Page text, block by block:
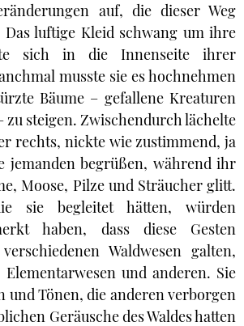
auf, die dieser Weg
Das luftige Kleid schwang um ihre
sich in die Innenseite ihrer
musste sie es hochnehmen
Bäume – gefallene Kreaturen
zu steigen. Zwischendurch lächelte
rechts, nickte wie zustimmend, ja
jemanden begrüßen, während ihr
Moose, Pilze und Sträucher glitt.
sie begleitet hätten, würden
haben, dass diese Gesten
Waldwesen galten,
und anderen. Sie
und Tönen, die anderen verborgen
Geräusche des Waldes hatten